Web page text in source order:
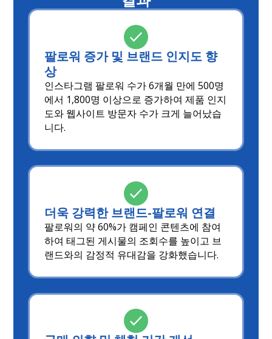
팔로워 증가 및 브랜드 인지도 향
상
인스타그램 팔로워 수가 6개월 만에 500명
에서 1,800명 이상으로 증가하여 제품 인지
도와 웹사이트 방문자 수가 크게 늘어났습
니다.
더욱 강력한 브랜드-팔로워 연결
팔로워의 약 60%가 캠페인 콘텐츠에 참여
하여 태그된 게시물의 조회수를 높이고 브
랜드와의 감정적 유대감을 강화했습니다.